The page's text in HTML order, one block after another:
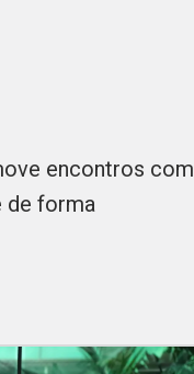
encontros com
de forma